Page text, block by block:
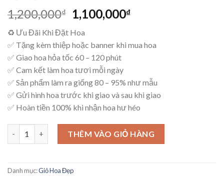
1,200,000₫
Giá
gốc
là:
1,200,000₫.
1,100,000₫Giá
là:
♻ Ưu Đãi Khi Đặt Hoa
✅ Tặng kèm thiệp hoặc banner khi mua hoa
✅ Giao hoa hỏa tốc 60 – 120 phút
✅ Cam kết làm hoa tươi mỗi ngày
✅ Sản phẩm làm ra giống 80 – 95% như mẫu
✅ Gửi hình hoa trước khi giao và sau khi giao
✅ Hoàn tiền 100% khi nhận hoa hư héo
Giỏ Hoa Sang Trọng – G58 số lượng
THÊM VÀO GIỎ HÀNG
Danh mục:Giỏ Hoa Đẹp